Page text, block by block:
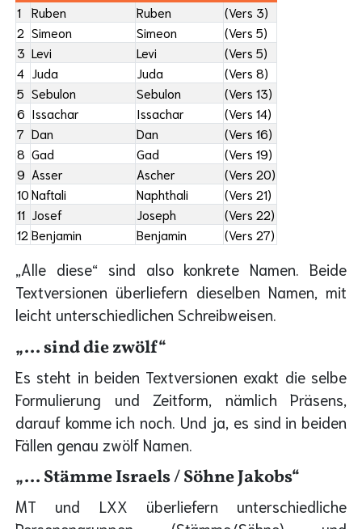
1 Ruben Ruben
(Vers 3)
2 Simeon Simeon
(Vers 5)
3 Levi Levi
(Vers 5)
4 Juda Juda
(Vers 8)
5 Sebulon Sebulon
(Vers 13)
6 Issachar Issachar
(Vers 14)
7 Dan Dan
(Vers 16)
8 Gad Gad
(Vers 19)
9 Asser Ascher
(Vers 20)
10 Naftali Naphthali
(Vers 21)
11 Josef Joseph
(Vers 22)
12 Benjamin Benjamin (Vers 27)
„Alle diese“ sind also konkrete Namen. Beide
Textversionen überliefern dieselben Namen, mit
leicht unterschiedlichen Schreibweisen.
„... sind die zwölf“
Es steht in beiden Textversionen exakt die selbe
Formulierung und Zeitform, nämlich Präsens,
darauf komme ich noch. Und ja, es sind in beiden
Fällen genau zwölf Namen.
„... Stämme Israels / Söhne Jakobs“
MT und LXX überliefern unterschiedliche